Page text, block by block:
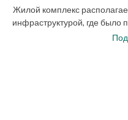
Жилой комплекс
инфраструктурой, где было
в общей сложности 205